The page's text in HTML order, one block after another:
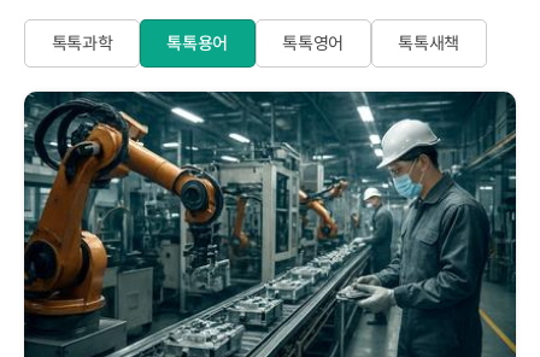
톡톡과학 톡톡용어 톡톡영어 톡톡새책